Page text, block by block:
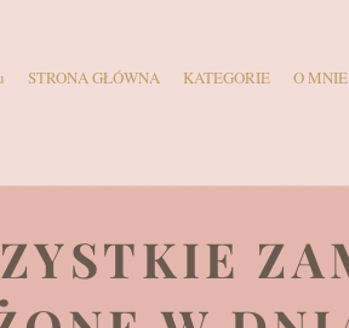
STRONA GŁÓWNA KATEGORIE O MNIE